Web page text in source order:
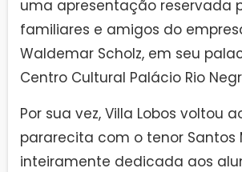
uma apresentação reservada
familiares e amigos do
Waldemar Scholz, em seu
Centro Cultural Palácio Rio
Por sua vez, Villa Lobos voltou
pararecita com o tenor Santos
inteiramente dedicada aos